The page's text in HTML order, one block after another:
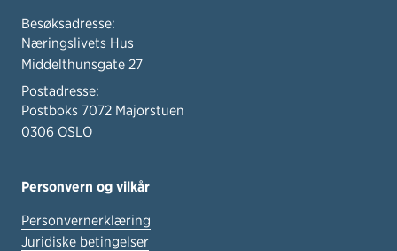
Besøksadresse:
Næringslivets Hus
Middelthunsgate 27
Postadresse:
Postboks 7072 Majorstuen
0306 OSLO
Personvern og vilkår
Personvernerklæring
Juridiske betingelser